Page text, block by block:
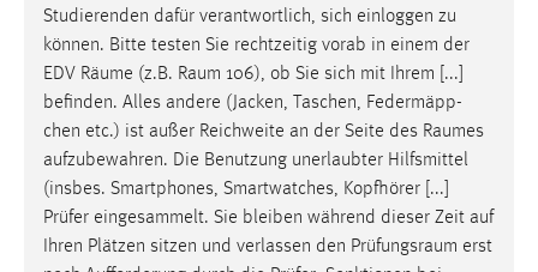
Studierenden dafür verantwortlich, sich einloggen zu
können. Bitte testen Sie rechtzeitig vorab in einem der
EDV Räume (z.B. Raum 106), ob Sie sich mit Ihrem [...]
befinden. Alles andere (Jacken, Taschen, Federmäpp-
chen etc.) ist außer Reichweite an der Seite des Raumes
aufzubewahren. Die Benutzung unerlaubter Hilfsmittel
(insbes. Smartphones, Smartwatches, Kopfhörer [...]
Prüfer eingesammelt. Sie bleiben während dieser Zeit auf
Ihren Plätzen sitzen und verlassen den Prüfungsraum erst
Name:
Anbieter:
Google Ireland Limited
Zweck:
Cookie Laufzeit: